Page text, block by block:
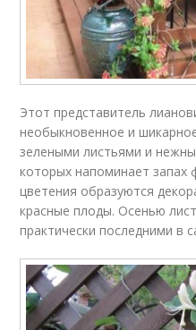
Этот представитель
необыкновенное и
зелеными листьями и
которых напоминает запах
цветения образуются
красные плоды. Осенью
практически последними в